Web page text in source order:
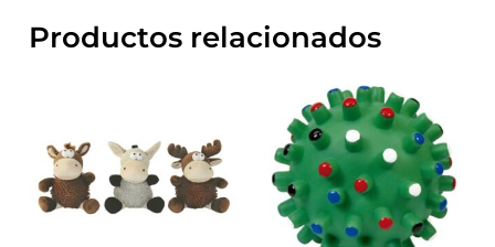
Productos relacionados